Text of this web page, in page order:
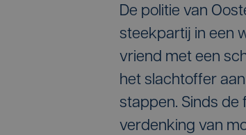
De politie van
steekpartij in een
vriend met een
het slachtoffer
stappen. Sinds de
verdenking van